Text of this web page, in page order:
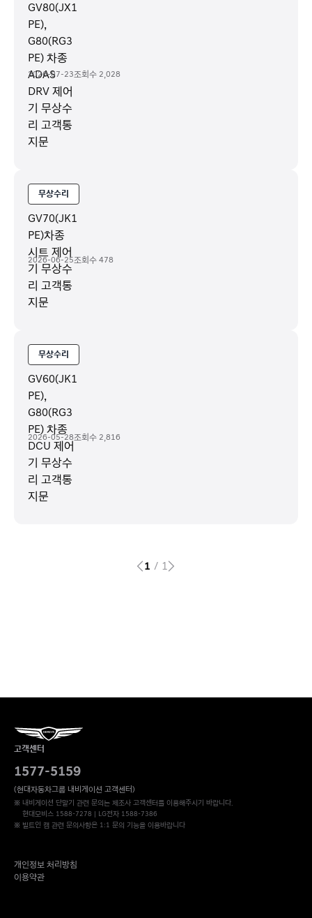
GV80(JX1
PE),
G80(RG3
PE) 차종
ADAS
DRV 제어
기 무상수
리 고객통
지문
2026-07-23조회수 2,028
무상수리
GV70(JK1
PE)차종
시트 제어
기 무상수
리 고객통
지문
2026-06-25조회수 478
무상수리
GV60(JK1
PE),
G80(RG3
PE) 차종
DCU 제어
기 무상수
리 고객통
지문
2026-05-28조회수 2,816
1 / 1
고객센터
1577-5159
(현대자동차그룹 내비게이션 고객센터)
※ 내비게이션 단말기 관련 문의는 제조사 고객센터를 이용해주시기 바랍니다.
현대모비스 1588-7278 | LG전자 1588-7386
※ 빌트인 캠 관련 문의사항은 1:1 문의 기능을 이용바랍니다
개인정보 처리방침
이용약관